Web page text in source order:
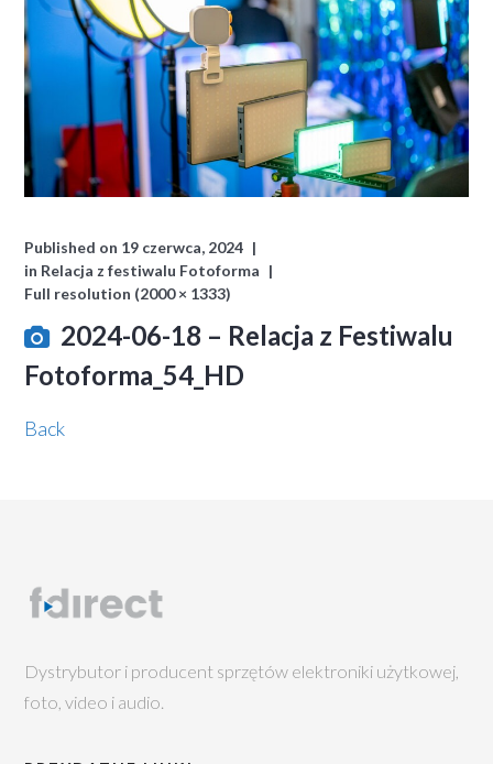
Published on 19 czerwca, 2024
in Relacja z festiwalu Fotoforma
Full resolution (2000 × 1333)
2024-06-18 – Relacja z Festiwalu
Fotoforma_54_HD
Back
Dystrybutor i producent sprzętów elektroniki użytkowej,
foto, video i audio.